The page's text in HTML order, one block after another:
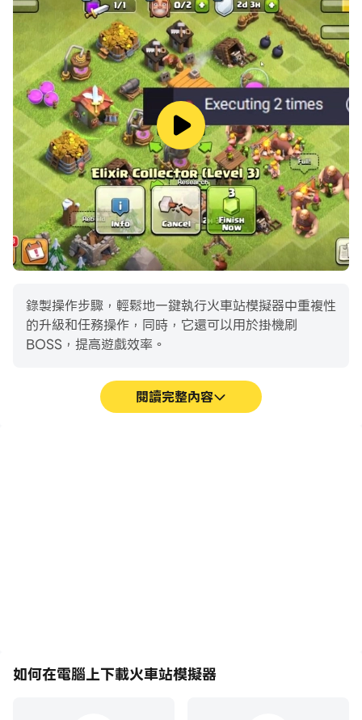
僱傭打工人，效率無限提升。
錄製操作步驟，輕鬆地一鍵執行火車站模擬器中重複性
的升級和任務操作，同時，它還可以用於掛機刷
BOSS，提高遊戲效率。
閱讀完整內容
如何在電腦上下載火車站模擬器